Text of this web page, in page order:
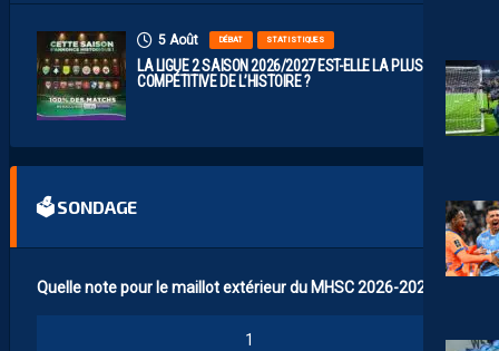
5 Août DÉBAT STATISTIQUES
LA LIGUE 2 SAISON 2026/2027 EST-ELLE LA PLUS
COMPÉTITIVE DE L’HISTOIRE ?
🗳 SONDAGE
Quelle note pour le maillot extérieur du MHSC 2026-2027 ?
1